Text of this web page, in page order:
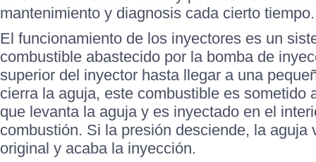
mantenimiento y diagnosis cada cierto tiempo.
El funcionamiento de los inyectores es un
combustible abastecido por la bomba de
superior del inyector hasta llegar a una
cierra la aguja, este combustible es sometido
que levanta la aguja y es inyectado en el
combustión. Si la presión desciende, la aguja
original y acaba la inyección.